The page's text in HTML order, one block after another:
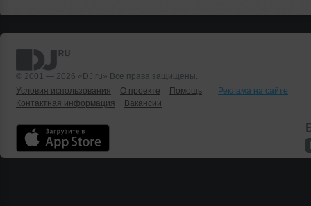
© 2001 — 2026 «DJ.ru» Все права защищены.
Условия использования
О проекте Помощь
Реклама на сайте
Контактная информация
Вакансии